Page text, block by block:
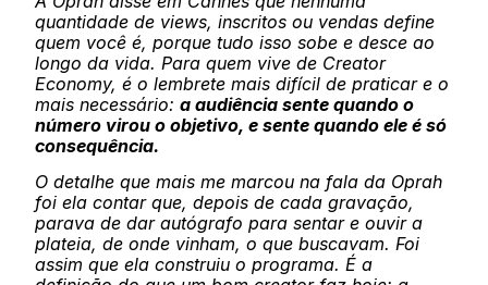
quantidade de views, inscritos ou vendas define
quem você é, porque tudo isso sobe e desce ao
longo da vida. Para quem vive de Creator
Economy, é o lembrete mais difícil de praticar e o
mais necessário:a audiência sente quando o
número virou o objetivo, e sente quando ele é só
consequência.
O detalhe que mais me marcou na fala da Oprah
foi ela contar que, depois de cada gravação,
parava de dar autógrafo para sentar e ouvir a
plateia, de onde vinham, o que buscavam. Foi
assim que ela construiu o programa. É a